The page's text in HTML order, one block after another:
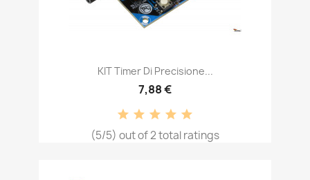
KIT Timer Di Precisione...
7,88 €
(5/5) out of 2 total ratings